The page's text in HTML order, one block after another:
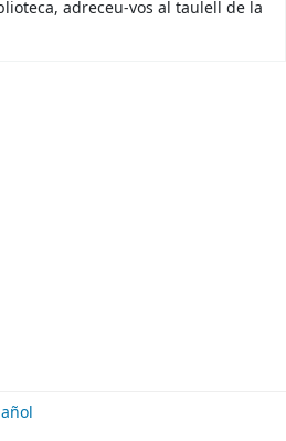
adreceu-vos al taulell de la